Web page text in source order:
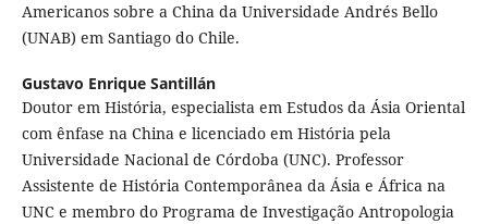
Americanos sobre a China da Universidade Andrés Bello
(UNAB) em Santiago do Chile.
Gustavo Enrique Santillán
Doutor em História, especialista em Estudos da Ásia Oriental
com ênfase na China e licenciado em História pela
Universidade Nacional de Córdoba (UNC). Professor
Assistente de História Contemporânea da Ásia e África na
UNC e membro do Programa de Investigação Antropologia